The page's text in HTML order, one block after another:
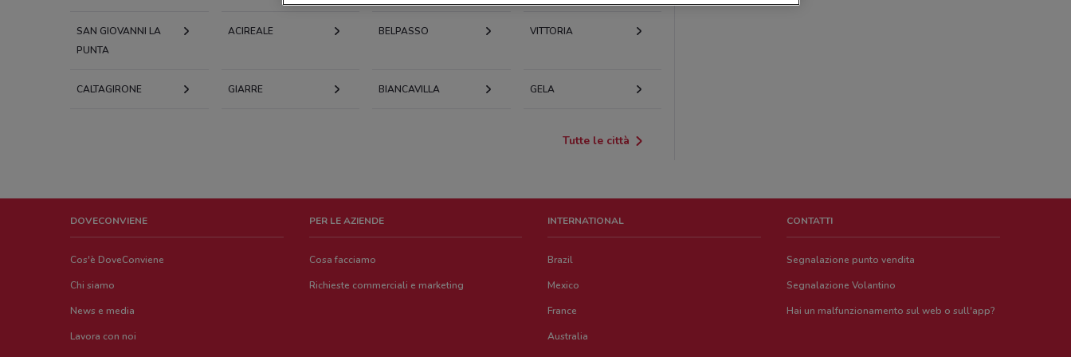
SAN GIOVANNI LA
PUNTA
ACIREALE BELPASSO VITTORIA
CALTAGIRONE GIARRE BIANCAVILLA GELA
Tutte le città
DOVECONVIENE
Cos'è DoveConviene
Chi siamo
News e media
Lavora con noi
PER LE AZIENDE
Cosa facciamo
Richieste commerciali e marketing
INTERNATIONAL
Brazil
Mexico
France
Australia
CONTATTI
Segnalazione punto vendita
Segnalazione Volantino
Hai un malfunzionamento sul web o sull'app?